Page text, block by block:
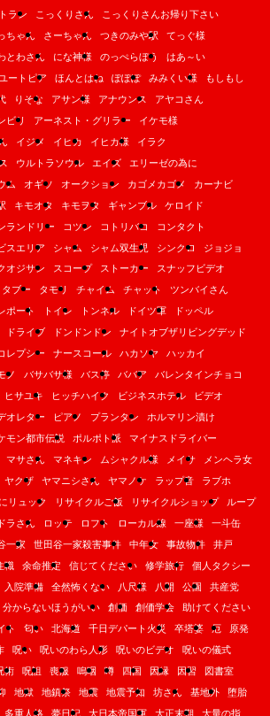
ラン
こっくりさん
こっくりさんお帰り下さい
ちゃん さーちゃん つきのみや駅
てっぐ様
とわさん にな神様 のっぺらぼう
はあ～い
ートピア
ほんとはね ぽぽぽ みみくい様
もしもし
りそな アサン様 アナウンス
アヤコさん
ビリ アーネスト・グリラー
イケモ様
イジメ イヒカ イヒカ様
イラク
ウルトラソウル エイズ
エリーゼの為に
ム オギソ オークション カゴメカゴメ
カーナビ
キモオタ キモヲタ ギャンブル
ケロイド
ランドリー コツン コトリバコ
コンタクト
スエリア シャム シャム双生児 シンクロ
ジョジョ
オジサン スコープ ストーカー
スナッフビデオ
タブー タモリ チャイム チャット
ツンバイさん
ポート トイレ トンネル ドイツ軍
ドッペル
ドライブ ドンドンドン
ナイトオブザリビングデッド
レプシー ナースコール ハカソヤ
ハッカイ
ノ バサバサ様 バス停 ババア
バレンタインチョコ
ヒサユキ ヒッチハイク ビジネスホテル
ビデオ
オレター ピアノ プランタン
ホルマリン漬け
モン都市伝説 ポルポト派
マイナスドライバー
マサさん マネキン ムシャクル様 メイサ
メンヘラ女
ヤクザ ヤマニシさん ヤマノケ ラップ音
ラブホ
リュック
リサイクルご飯 リサイクルショップ
ループ
ラさん ロッテ ロフト ローカル線 一座様
一斗缶
一家 世田谷一家殺害事件 中年女 事故物件
井戸
職 余命推定 信じてください 修学旅行
個人タクシー
入院準備 全然怖くない 八尺様 八開 公園
共産党
分からないほうがいい 創価 創価学会
助けてください
ト 匂い 北海道 千日デパート火災 卒塔婆 厄
原発
呪い 呪いのわら人形 呪いのビデオ
呪いの儀式
術 呪詛 喪服 嗚咽 噂 四国 因縁 因習
図書室
地獄 地鎮祭 地震 地震予知 坊さん 基地外
堕胎
多重人格 夢日記 大日本帝国軍 大正末期
大量の指